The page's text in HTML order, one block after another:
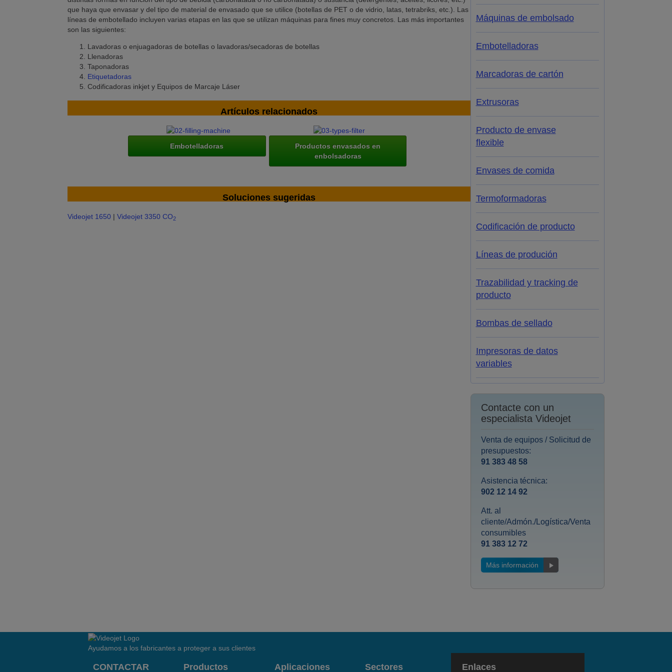
que haya que envasar y del tipo de material de envasado que se utilice (botellas de PET o de vidrio, latas, tetrabriks, etc.). Las
líneas de embotellado incluyen varias etapas en las que se utilizan máquinas para fines muy concretos. Las más importantes
son las siguientes:
Lavadoras o enjuagadoras de botellas o lavadoras/secadoras de botellas
Llenadoras
Taponadoras
Etiquetadoras
Codificadoras inkjet y Equipos de Marcaje Láser
Artículos relacionados
Embotelladoras
Productos envasados ​​en
enbolsadoras
Soluciones sugeridas
Videojet 1650 | Videojet 3350 CO2
Máquinas de embolsado
Embotelladoras
Marcadoras de cartón
Extrusoras
Producto de envase
flexible
Envases de comida
Termoformadoras
Codificación de producto
Líneas de produción
Trazabilidad y tracking de
producto
Bombas de sellado
Impresoras de datos
variables
Contacte con un
especialista Videojet
Venta de equipos / Solicitud de
presupuestos:
91 383 48 58
Asistencia técnica:
902 12 14 92
Att. al
cliente/Admón./Logística/Venta
consumibles
91 383 12 72
Más información
Ayudamos a los fabricantes a proteger a sus clientes
CONTACTAR Productos Aplicaciones Sectores Enlaces